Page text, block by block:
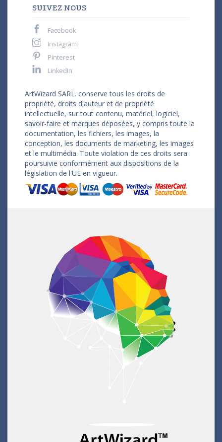
SUIVEZ NOUS
Facebook
Instagram
Pinterest
LinkedIn
ArtWizard SARL. conserve tous les droits de
propriété, droits d'auteur et de propriété
intellectuelle, sur tout contenu, matériel, logiciel,
savoir-faire et marques déposées, y compris toute la
documentation, les fichiers, les images, la
conception, les documents de marketing, les images
et le multimédia. Toute violation de ces droits sera
poursuivie conformément aux dispositions de la
législation de l'UE en vigueur.